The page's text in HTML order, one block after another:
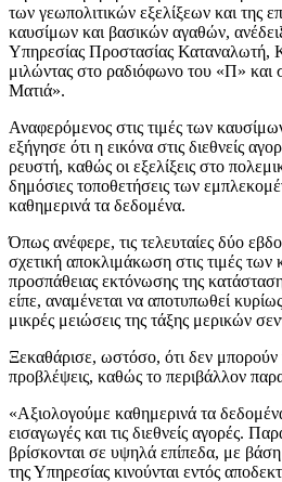
των γεωπολιτικών εξελίξεων και της
καυσίμων και βασικών αγαθών,
Υπηρεσίας Προστασίας Καταναλωτή,
μιλώντας στο ραδιόφωνο του «Π» και
Ματιά».
Αναφερόμενος στις τιμές των
εξήγησε ότι η εικόνα στις διεθνείς
ρευστή, καθώς οι εξελίξεις στο
δημόσιες τοποθετήσεις των
καθημερινά τα δεδομένα.
Όπως ανέφερε, τις τελευταίες δύο
σχετική αποκλιμάκωση στις τιμές
προσπάθειας εκτόνωσης της
είπε, αναμένεται να αποτυπωθεί
μικρές μειώσεις της τάξης μερικών
Ξεκαθάρισε, ωστόσο, ότι δεν μπορούν
προβλέψεις, καθώς το περιβάλλον
«Αξιολογούμε καθημερινά τα
εισαγωγές και τις διεθνείς αγορές.
βρίσκονται σε υψηλά επίπεδα, με
της Υπηρεσίας κινούνται εντός